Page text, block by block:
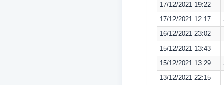
17/12/2021 19:22
17/12/2021 12:17
16/12/2021 23:02
15/12/2021 13:43
15/12/2021 13:29
13/12/2021 22:15